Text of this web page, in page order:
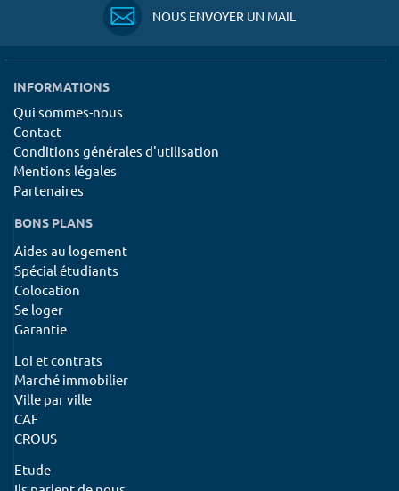
NOUS ENVOYER UN MAIL
INFORMATIONS
Qui sommes-nous
Contact
Conditions générales d'utilisation
Mentions légales
Partenaires
BONS PLANS
Aides au logement
Spécial étudiants
Colocation
Se loger
Garantie
Loi et contrats
Marché immobilier
Ville par ville
CAF
CROUS
Etude